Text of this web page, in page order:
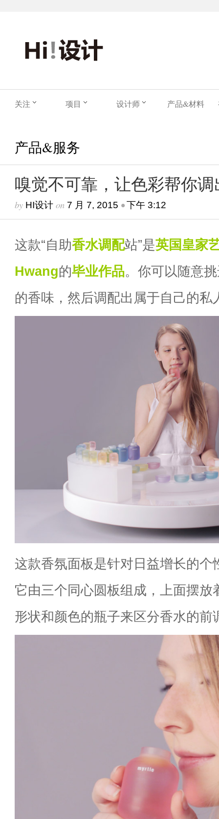
关注 项目 设计师 产品&材料
产品&服务
嗅觉不可靠，让色彩帮你
by HI设计 on 7 月 7, 2015 •下午 3:12
这款“自助香水调配站”是英国皇家
Hwang的毕业作品。你可以随意
的香味，然后调配出属于自己的私
这款香氛面板是针对日益增长的个
它由三个同心圆板组成，上面摆放
形状和颜色的瓶子来区分香水的前